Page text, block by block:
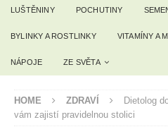
LUŠTĚNINY POCHUTINY
BYLINKY A ROSTLINKY VITAMÍNY A
NÁPOJE ZE SVĚTA
HOME ZDRAVÍ
Dietolog
vám zajistí pravidelnou stolici